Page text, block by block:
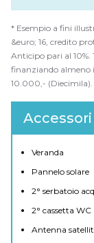
* Esempio a fini
&euro; 16, credito
Anticipo pari al 10%.
finanziando almeno
10.000,-
Accessori
Veranda
Pannelo solare
2° serbatoio
2° cassetta WC
Antenna